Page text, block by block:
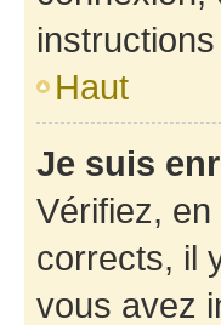
Haut
Je suis
Vérifiez, en
corrects, il
vous avez